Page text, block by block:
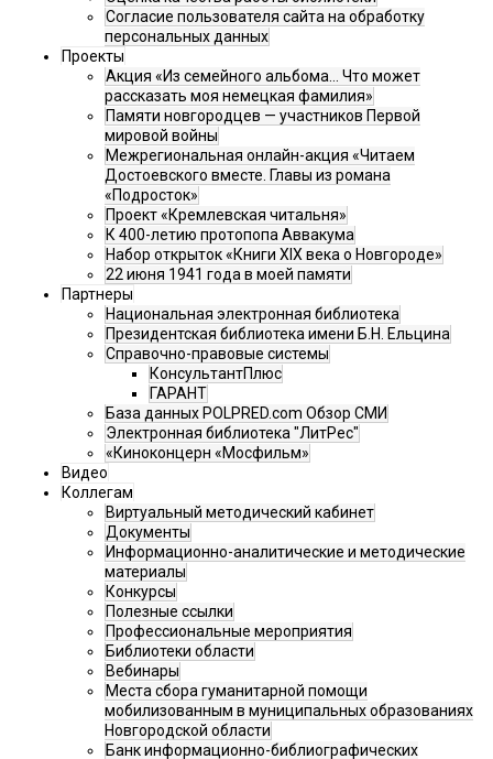
Согласие пользователя сайта на обработку
персональных данных
Проекты
Акция «Из семейного альбома... Что может
рассказать моя немецкая фамилия»
Памяти новгородцев — участников Первой
мировой войны
Межрегиональная онлайн-акция «Читаем
Достоевского вместе. Главы из романа
«Подросток»
Проект «Кремлевская читальня»
К 400-летию протопопа Аввакума
Набор открыток «Книги XIX века о Новгороде»
22 июня 1941 года в моей памяти
Партнеры
Национальная электронная библиотека
Президентская библиотека имени Б.Н. Ельцина
Справочно-правовые системы
КонсультантПлюс
ГАРАНТ
База данных POLPRED.com Обзор СМИ
Электронная библиотека "ЛитРес"
«Киноконцерн «Мосфильм»
Видео
Коллегам
Виртуальный методический кабинет
Документы
Информационно-аналитические и методические
материалы
Конкурсы
Полезные ссылки
Профессиональные мероприятия
Библиотеки области
Вебинары
Места сбора гуманитарной помощи
мобилизованным в муниципальных образованиях
Новгородской области
Банк информационно-библиографических